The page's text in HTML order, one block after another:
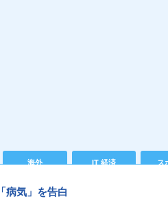
海外 IT 経済 ス
病気」を告白